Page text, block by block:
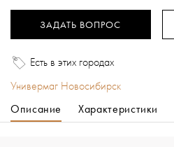
ЗАДАТЬ ВОПРОС
Есть в этих городах
Универмаг Новосибирск
Описание
Характеристики